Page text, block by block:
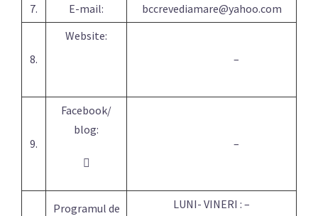
7. E-mail: bccrevediamare@yahoo.com
8.
Website:
–
9.
Facebook/
blog:
﷐
–
Programul de
LUNI- VINERI : –